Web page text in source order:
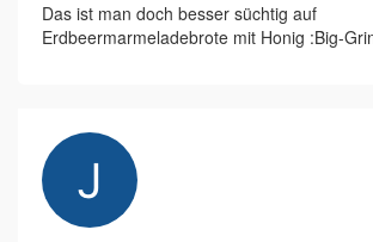
Das ist man doch besser süchtig auf
Erdbeermarmeladebrote mit Honig :Big-